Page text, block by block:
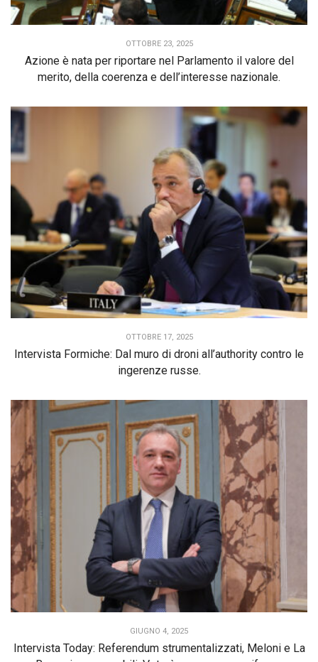
OTTOBRE 23, 2025
Azione è nata per riportare nel Parlamento il valore del
merito, della coerenza e dell’interesse nazionale.
OTTOBRE 17, 2025
Intervista Formiche: Dal muro di droni all’authority contro le
ingerenze russe.
GIUGNO 4, 2025
Intervista Today: Referendum strumentalizzati, Meloni e La